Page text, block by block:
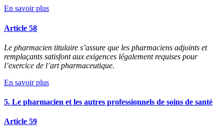
En savoir plus
Article 58
Le pharmacien titulaire s’assure que les pharmaciens adjoints et
remplaçants satisfont aux exigences légalement requises pour
l’exercice de l’art pharmaceutique.
En savoir plus
5. Le pharmacien et les autres professionnels de soins de santé
Article 59